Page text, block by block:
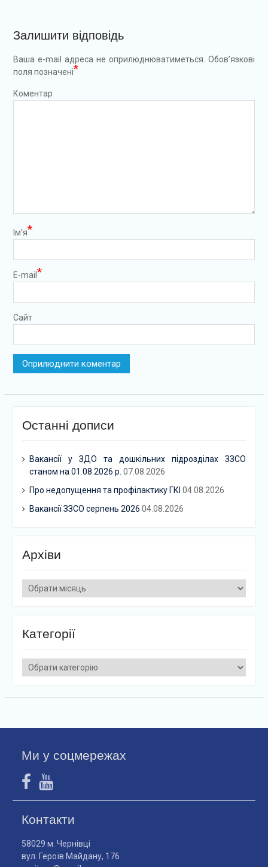
Залишити відповідь
Ваша e-mail адреса не оприлюднюватиметься. Обов’язкові
поля позначені*
Коментар
Ім’я*
E-mail *
Сайт
Останні дописи
Вакансії у ЗДО та дошкільних підрозділах ЗЗСО
станом на 01.08.2026 р. 07.08.2026
Про недопущення та профілактику ГКІ 04.08.2026
Вакансії ЗЗСО серпень 2026 04.08.2026
Архіви
Архіви
Категорії
Категорії
Ми у соцмережах
Контакти
58029 м. Чернівці
вул. Героїв Майдану, 176